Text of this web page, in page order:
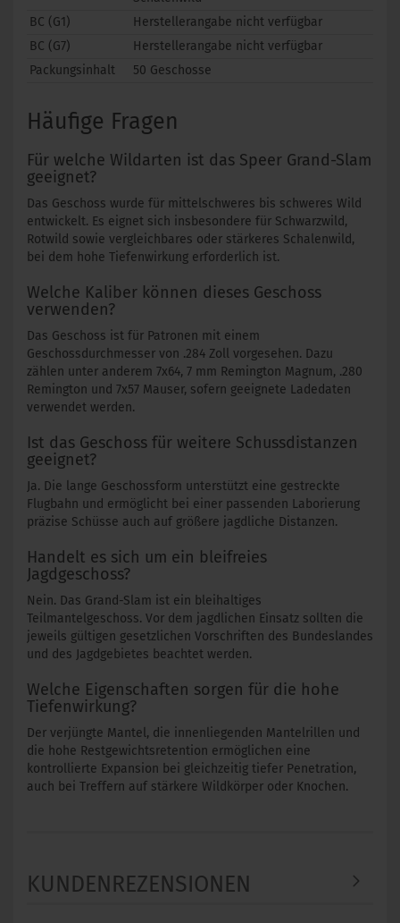
BC (G1)
Herstellerangabe nicht verfügbar
BC (G7)
Herstellerangabe nicht verfügbar
Packungsinhalt
50 Geschosse
Häufige Fragen
Für welche Wildarten ist das Speer Grand-Slam
geeignet?
Das Geschoss wurde für mittelschweres bis schweres Wild
entwickelt. Es eignet sich insbesondere für Schwarzwild,
Rotwild sowie vergleichbares oder stärkeres Schalenwild,
bei dem hohe Tiefenwirkung erforderlich ist.
Welche Kaliber können dieses Geschoss
verwenden?
Das Geschoss ist für Patronen mit einem
Geschossdurchmesser von .284 Zoll vorgesehen. Dazu
zählen unter anderem 7x64, 7 mm Remington Magnum, .280
Remington und 7x57 Mauser, sofern geeignete Ladedaten
verwendet werden.
Ist das Geschoss für weitere Schussdistanzen
geeignet?
Ja. Die lange Geschossform unterstützt eine gestreckte
Flugbahn und ermöglicht bei einer passenden Laborierung
präzise Schüsse auch auf größere jagdliche Distanzen.
Handelt es sich um ein bleifreies
Jagdgeschoss?
Nein. Das Grand-Slam ist ein bleihaltiges
Teilmantelgeschoss. Vor dem jagdlichen Einsatz sollten die
jeweils gültigen gesetzlichen Vorschriften des Bundeslandes
und des Jagdgebietes beachtet werden.
Welche Eigenschaften sorgen für die hohe
Tiefenwirkung?
Der verjüngte Mantel, die innenliegenden Mantelrillen und
die hohe Restgewichtsretention ermöglichen eine
kontrollierte Expansion bei gleichzeitig tiefer Penetration,
auch bei Treffern auf stärkere Wildkörper oder Knochen.
KUNDENREZENSIONEN